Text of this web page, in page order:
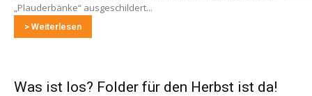
„Plauderbänke“ ausgeschildert...
> Weiterlesen
Was ist los? Folder für den Herbst ist da!